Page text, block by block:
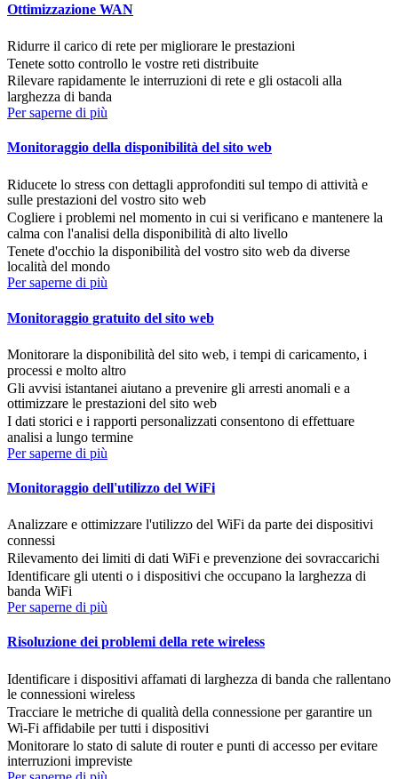
Ottimizzazione WAN
Ridurre il carico di rete per migliorare le prestazioni
Tenete sotto controllo le vostre reti distribuite
Rilevare rapidamente le interruzioni di rete e gli ostacoli alla
larghezza di banda
Per saperne di più
Monitoraggio della disponibilità del sito web
Riducete lo stress con dettagli approfonditi sul tempo di attività e
sulle prestazioni del vostro sito web
Cogliere i problemi nel momento in cui si verificano e mantenere la
calma con l'analisi della disponibilità di alto livello
Tenete d'occhio la disponibilità del vostro sito web da diverse
località del mondo
Per saperne di più
Monitoraggio gratuito del sito web
Monitorare la disponibilità del sito web, i tempi di caricamento, i
processi e molto altro
Gli avvisi istantanei aiutano a prevenire gli arresti anomali e a
ottimizzare le prestazioni del sito web
I dati storici e i rapporti personalizzati consentono di effettuare
analisi a lungo termine
Per saperne di più
Monitoraggio dell'utilizzo del WiFi
Analizzare e ottimizzare l'utilizzo del WiFi da parte dei dispositivi
connessi
Rilevamento dei limiti di dati WiFi e prevenzione dei sovraccarichi
Identificare gli utenti o i dispositivi che occupano la larghezza di
banda WiFi
Per saperne di più
Risoluzione dei problemi della rete wireless
Identificare i dispositivi affamati di larghezza di banda che rallentano
le connessioni wireless
Tracciare le metriche di qualità della connessione per garantire un
Wi-Fi affidabile per tutti i dispositivi
Monitorare lo stato di salute di router e punti di accesso per evitare
interruzioni impreviste